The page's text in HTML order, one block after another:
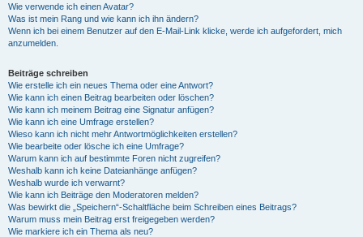
Wie verwende ich einen Avatar?
Was ist mein Rang und wie kann ich ihn ändern?
Wenn ich bei einem Benutzer auf den E-Mail-Link klicke, werde ich aufgefordert, mich
anzumelden.
Beiträge schreiben
Wie erstelle ich ein neues Thema oder eine Antwort?
Wie kann ich einen Beitrag bearbeiten oder löschen?
Wie kann ich meinem Beitrag eine Signatur anfügen?
Wie kann ich eine Umfrage erstellen?
Wieso kann ich nicht mehr Antwortmöglichkeiten erstellen?
Wie bearbeite oder lösche ich eine Umfrage?
Warum kann ich auf bestimmte Foren nicht zugreifen?
Weshalb kann ich keine Dateianhänge anfügen?
Weshalb wurde ich verwarnt?
Wie kann ich Beiträge den Moderatoren melden?
Was bewirkt die „Speichern“-Schaltfläche beim Schreiben eines Beitrags?
Warum muss mein Beitrag erst freigegeben werden?
Wie markiere ich ein Thema als neu?